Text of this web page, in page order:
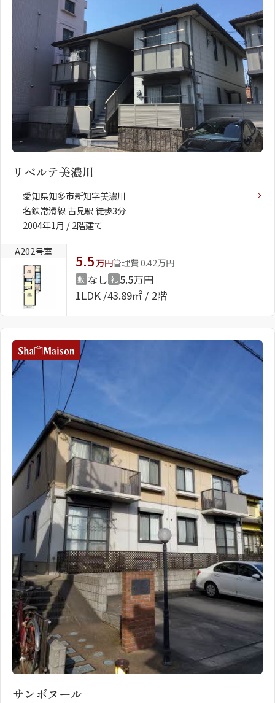
リベルテ美濃川
愛知県知多市新知字美濃川
名鉄常滑線 古見駅 徒歩3分
2004年1月 / 2階建て
A202号室
5.5万円管理費 0.42万円
敷 なし 礼 5.5万円
1LDK 43.89㎡ / 2階
サンボヌール